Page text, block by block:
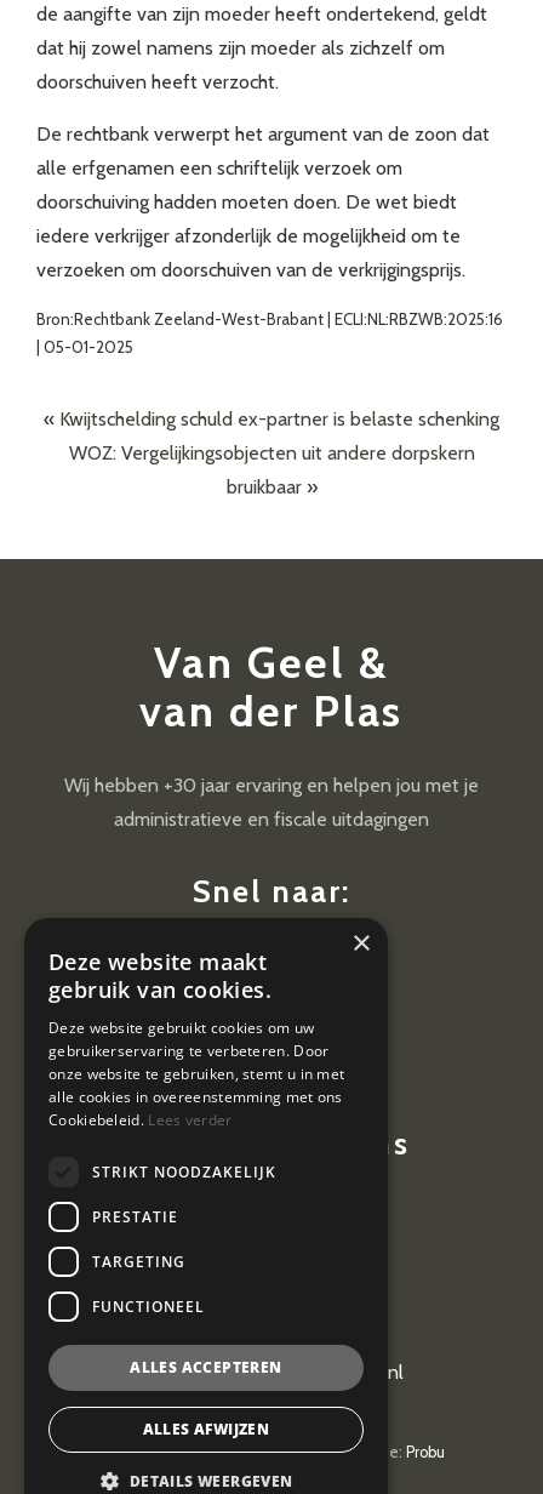
de aangifte van zijn moeder heeft ondertekend, geldt
dat hij zowel namens zijn moeder als zichzelf om
doorschuiven heeft verzocht.
De rechtbank verwerpt het argument van de zoon dat
alle erfgenamen een schriftelijk verzoek om
doorschuiving hadden moeten doen. De wet biedt
iedere verkrijger afzonderlijk de mogelijkheid om te
verzoeken om doorschuiven van de verkrijgingsprijs.
Bron:Rechtbank Zeeland-West-Brabant | ECLI:NL:RBZWB:2025:16
| 05-01-2025
« Kwijtschelding schuld ex-partner is belaste schenking
WOZ: Vergelijkingsobjecten uit andere dorpskern
bruikbaar»
Van Geel &
van der Plas
Wij hebben +30 jaar ervaring en helpen jou met je
administratieve en fiscale uitdagingen
Snel naar:
Diensten
Vacatures
Contactgegevens
kantoor@vangeel-vanderplas.nl
© 2026Van Geel & van der Plas| Realisatie: Probu
Privacyverklaring
Privacyverklaring
×
Deze website maakt
gebruik van cookies.
Deze website gebruikt cookies om uw
gebruikerservaring te verbeteren. Door
onze website te gebruiken, stemt u in met
alle cookies in overeenstemming met ons
Cookiebeleid. Lees verder
STRIKT NOODZAKELIJK
PRESTATIE
TARGETING
FUNCTIONEEL
ALLES ACCEPTEREN
ALLES AFWIJZEN
DETAILS WEERGEVEN